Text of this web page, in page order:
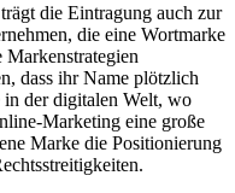
die Eintragung auch zur
die eine Wortmarke
dass ihr Name plötzlich
in der digitalen Welt, wo
Marketing eine große
Marke die Positionierung